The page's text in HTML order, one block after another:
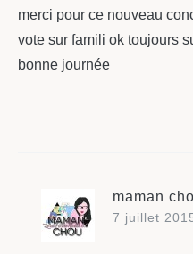
merci pour ce nouveau
vote sur famili ok toujours
bonne journée
maman
7 juillet